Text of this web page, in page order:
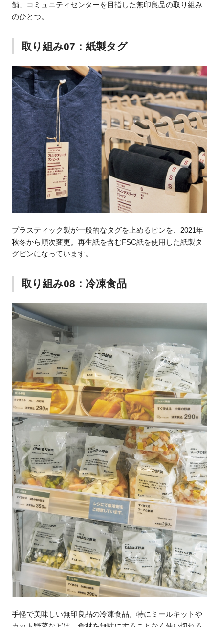
舗、コミュニティセンターを目指した無印良品の取り組み
のひとつ。
取り組み07：紙製タグ
プラスティック製が一般的なタグを止めるピンを、2021年
秋冬から順次変更。再生紙を含むFSC紙を使用した紙製タ
グピンになっています。
取り組み08：冷凍食品
手軽で美味しい無印良品の冷凍食品。特にミールキットや